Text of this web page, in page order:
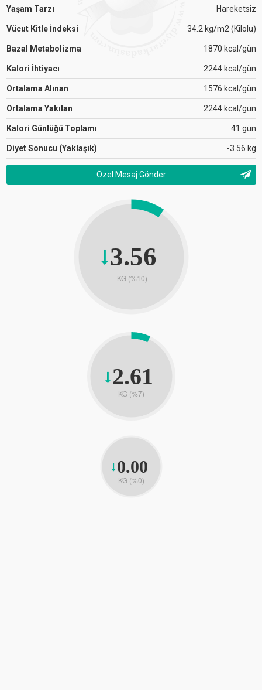
Yaşam Tarzı Hareketsiz
Vücut Kitle İndeksi 34.2 kg/m2 (Kilolu)
Bazal Metabolizma 1870 kcal/gün
Kalori İhtiyacı 2244 kcal/gün
Ortalama Alınan 1576 kcal/gün
Ortalama Yakılan 2244 kcal/gün
Kalori Günlüğü Toplamı 41 gün
Diyet Sonucu (Yaklaşık) -3.56 kg
Özel Mesaj Gönder
3.56
KG (%10)
2.61
KG (%7)
0.00
KG (%0)